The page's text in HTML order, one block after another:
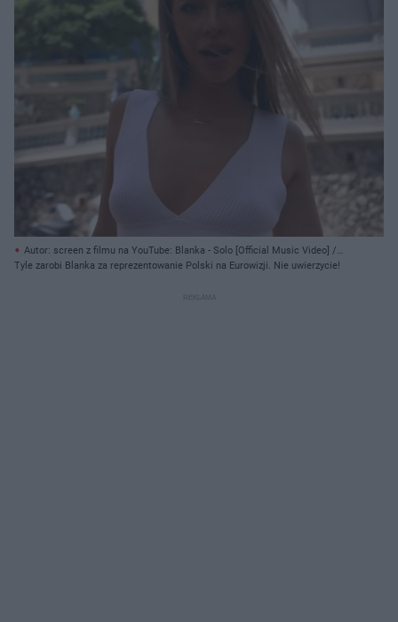
Autor: screen z filmu na YouTube: Blanka - Solo [Official Music Video] /
Warner Music Poland/ Archiwum prywatne
Tyle zarobi Blanka za reprezentowanie Polski na Eurowizji. Nie uwierzycie!